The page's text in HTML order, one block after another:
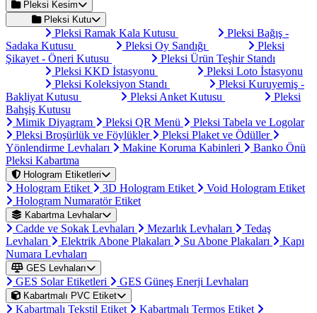
Pleksi Kesim
Pleksi Kutu
Pleksi Ramak Kala Kutusu
Pleksi Bağış -
Sadaka Kutusu
Pleksi Oy Sandığı
Pleksi
Şikayet - Öneri Kutusu
Pleksi Ürün Teşhir Standı
Pleksi KKD İstasyonu
Pleksi Loto İstasyonu
Pleksi Koleksiyon Standı
Pleksi Kuruyemiş -
Bakliyat Kutusu
Pleksi Anket Kutusu
Pleksi
Bahşiş Kutusu
Mimik Diyagram
Pleksi QR Menü
Pleksi Tabela ve Logolar
Pleksi Broşürlük ve Föylükler
Pleksi Plaket ve Ödüller
Yönlendirme Levhaları
Makine Koruma Kabinleri
Banko Önü
Pleksi Kabartma
Hologram Etiketleri
Hologram Etiket 3D Hologram Etiket
Void Hologram Etiket
Hologram Numaratör Etiket
Kabartma Levhalar
Cadde ve Sokak Levhaları Mezarlık Levhaları
Tedaş
Levhaları
Elektrik Abone Plakaları Su Abone Plakaları
Kapı
Numara Levhaları
GES Levhaları
GES Solar Etiketleri GES Güneş Enerji Levhaları
Kabartmalı PVC Etiket
Kabartmalı Tekstil Etiket
Kabartmalı Termos Etiket